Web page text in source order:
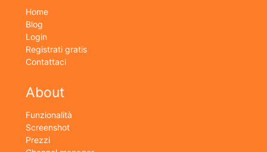
Home
Blog
Login
Registrati gratis
Contattaci
About
Funzionalità
Screenshot
Prezzi